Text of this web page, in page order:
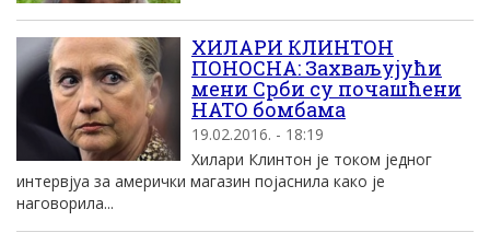
ХИЛАРИ КЛИНТОН
ПОНОСНА: Захваљујући
мени Срби су почашћени
НАТО бомбама
19.02.2016. - 18:19
Хилари Клинтон је током једног
интервјуа за амерички магазин појаснила како је
наговорила...